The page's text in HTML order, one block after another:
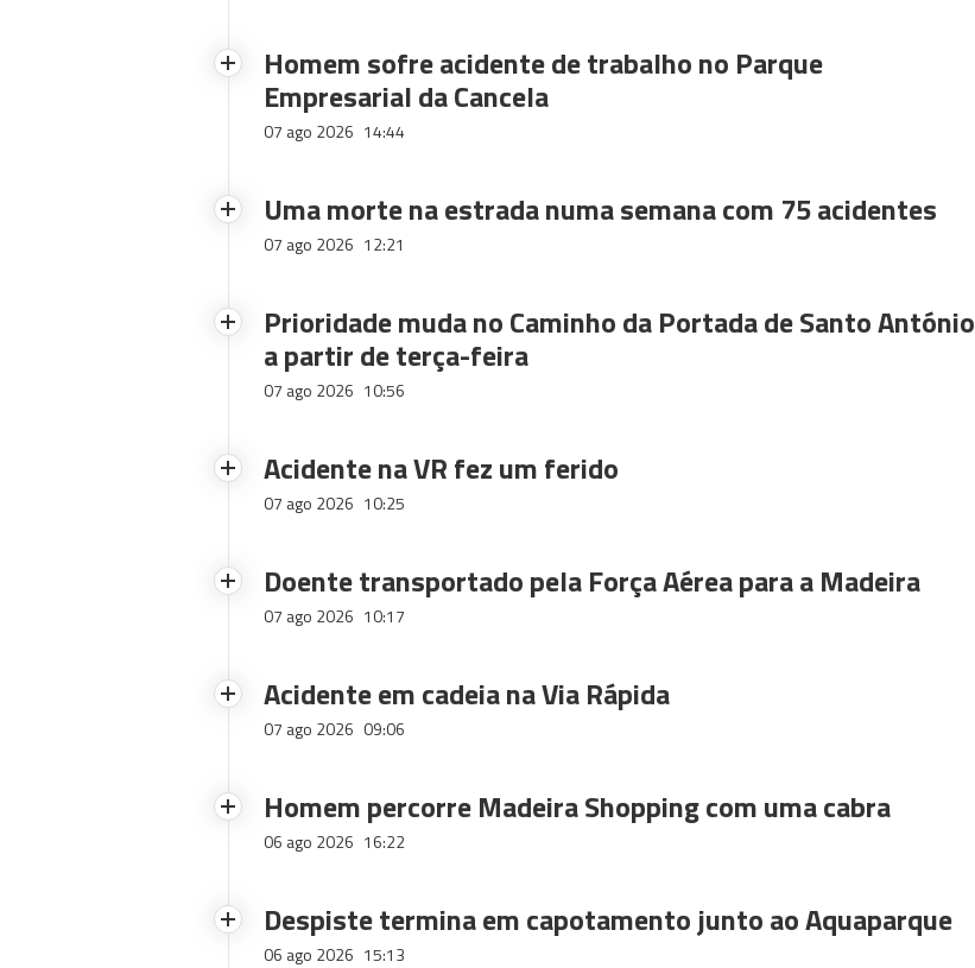
Homem sofre acidente de trabalho no Parque
Empresarial da Cancela
07 ago 2026 14:44
Uma morte na estrada numa semana com 75 acidentes
07 ago 2026 12:21
Prioridade muda no Caminho da Portada de Santo António
a partir de terça-feira
07 ago 2026 10:56
Acidente na VR fez um ferido
07 ago 2026 10:25
Doente transportado pela Força Aérea para a Madeira
07 ago 2026 10:17
Acidente em cadeia na Via Rápida
07 ago 2026 09:06
Homem percorre Madeira Shopping com uma cabra
06 ago 2026 16:22
Despiste termina em capotamento junto ao Aquaparque
06 ago 2026 15:13